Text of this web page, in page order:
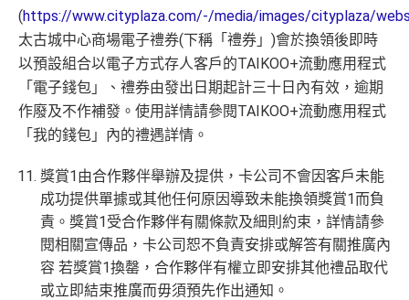
(https://www.cityplaza.com/-/media/images/cityplaza/
太古城中心商場電子禮券(下稱「禮券」)會於換領後即時
以預設組合以電子方式存人客戶的TAIKOO+流動應用程式
「電子錢包」、禮券由發出日期起計三十日內有效，逾期
作廢及不作補發。使用詳情請參閱TAIKOO+流動應用程式
「我的錢包」內的禮遇詳情。
獎賞1由合作夥伴舉辦及提供，卡公司不會因客戶未能
成功提供單據或其他任何原因導致未能換領獎賞1而負
責。獎賞1受合作夥伴有關條款及細則約束，詳情請參
閱相關宣傳品，卡公司恕不負責安排或解答有關推廣內
容 若獎賞1換罄，合作夥伴有權立即安排其他禮品取代
或立即結束推廣而毋須預先作出通知。